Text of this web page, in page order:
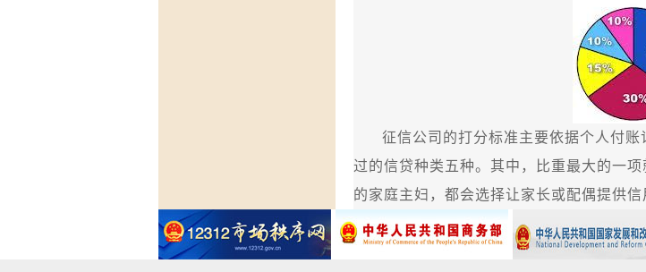
征信公司的打分标准主要依据个人付
过的信贷种类五种。其中，比重最大的一
的家庭主妇，都会选择让家长或配偶提供